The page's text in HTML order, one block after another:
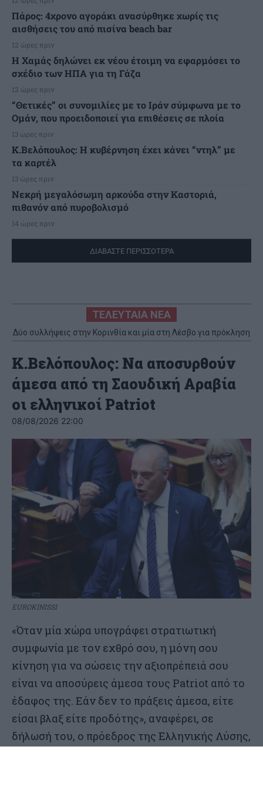
Πάρος: 4χρονο αγοράκι ανασύρθηκε χωρίς τις
αισθήσεις του από πισίνα beach bar
12 ώρες πριν
Η Χαμάς δηλώνει εκ νέου έτοιμη να εφαρμόσει το
σχέδιο των ΗΠΑ για τη Γάζα
12 ώρες πριν
“Θετικές” οι συνομιλίες με το Ιράν σύμφωνα με το
Ομάν, που προειδοποιεί για επιθέσεις σε πλοία
13 ώρες πριν
Κ.Βελόπουλος: Η κυβέρνηση έχει κάνει “ντηλ” με
τα καρτέλ
13 ώρες πριν
Νεκρή μεγαλόσωμη αρκούδα στην Καστοριά,
πιθανόν από πυροβολισμό
14 ώρες πριν
ΔΙΑΒΑΣΤΕ ΠΕΡΙΣΣΟΤΕΡΑ